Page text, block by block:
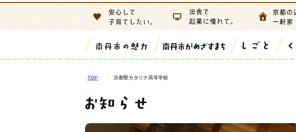
TOP 京都聖カタリナ高等学校